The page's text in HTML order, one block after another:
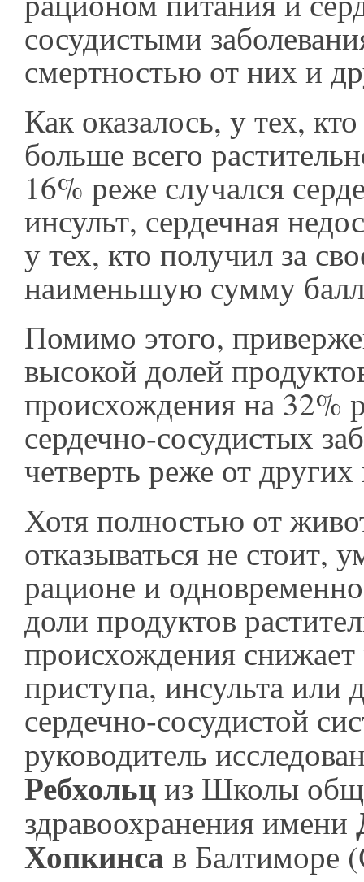
сосудистыми
смертностью от них и
Как оказалось, у тех,
больше всего
16% реже случался
инсульт, сердечная
у тех, кто получил за
наименьшую сумму
Помимо этого,
высокой долей
происхождения на 32%
сердечно-сосудистых
четверть реже от
Хотя полностью от
отказываться не стоит,
рационе и
доли продуктов
происхождения снижает
приступа, инсульта или
сердечно-сосудистой
руководитель
Ребхольциз Школы
здравоохранения имени
Хопкинса в